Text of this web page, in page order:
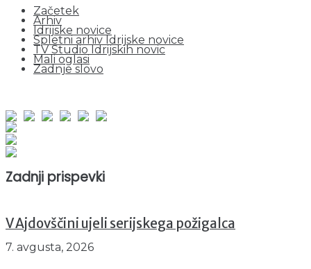
Začetek
Arhiv
Idrijske novice
Spletni arhiv Idrijske novice
TV Studio Idrijskih novic
Mali oglasi
Zadnje slovo
Zadnji prispevki
V Ajdovščini ujeli serijskega požigalca
7. avgusta, 2026